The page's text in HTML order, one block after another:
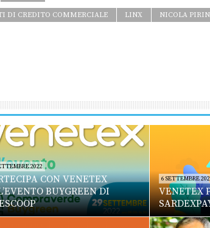
DI CREDITO COMMERCIALE LINX NICOLA
2022
CON VENETEX
BUYGREEN DI
6 SETTEMBRE
VENETEX